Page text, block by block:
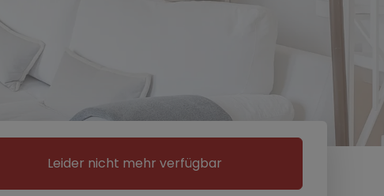
Leider nicht mehr verfügbar